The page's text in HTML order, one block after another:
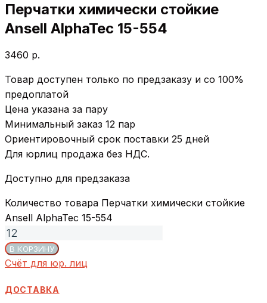
Перчатки химически стойкие
Ansell AlphaTec 15-554
3460 р.
Товар доступен только по предзаказу и со 100%
предоплатой
Цена указана за пару
Минимальный заказ 12 пар
Ориентировочный срок поставки 25 дней
Для юрлиц продажа без НДС.
Доступно для предзаказа
Количество товара Перчатки химически стойкие
Ansell AlphaTec 15-554
В КОРЗИНУ
Счёт для юр. лиц
ДОСТАВКА